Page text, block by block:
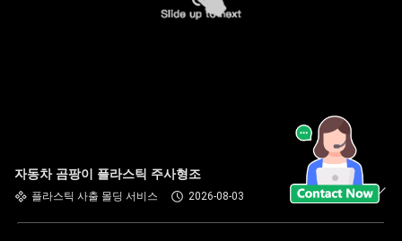
자동차 곰팡이 플라스틱 주사형조
플라스틱 사출 몰딩 서비스 2026-08-03